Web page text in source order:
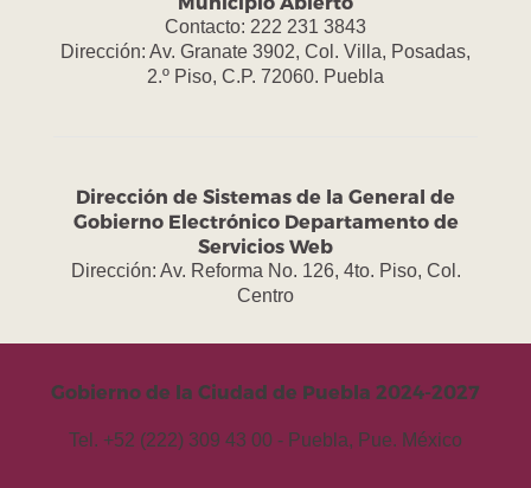
Contacto: 222 231 3843
Dirección: Av. Granate 3902, Col. Villa, Posadas,
2.º Piso, C.P. 72060. Puebla
Dirección de Sistemas de la General de
Gobierno Electrónico Departamento de
Servicios Web
Dirección: Av. Reforma No. 126, 4to. Piso, Col.
Centro
Gobierno de la Ciudad de Puebla 2024-2027
Tel. +52 (222) 309 43 00 - Puebla, Pue. México